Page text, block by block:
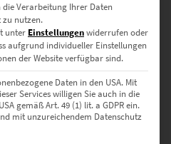
Verarbeitung Ihrer Daten
zu nutzen.
unter Einstellungenwiderrufen oder
aufgrund individueller Einstellungen
der Website verfügbar sind.
Daten in den USA. Mit
Services willigen Sie auch in die
gemäß Art. 49 (1) lit. a GDPR ein.
mit unzureichendem Datenschutz